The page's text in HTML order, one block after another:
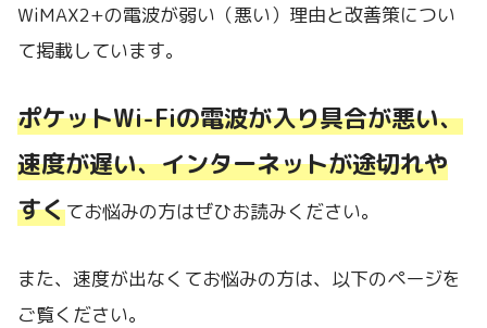
WiMAX2+の電波が弱い（悪い）理由と改善策につい
て掲載しています。
ポケットWi-Fiの電波が入り具合が悪い、
速度が遅い、インターネットが途切れや
すくてお悩みの方はぜひお読みください。
また、速度が出なくてお悩みの方は、以下のページを
ご覧ください。